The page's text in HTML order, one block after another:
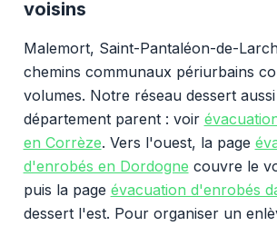
voisins
Malemort, Saint-Pantaléon-de-
chemins communaux périurbains
volumes. Notre réseau dessert
département parent : voir
en Corrèze. Vers l'ouest, la page
d'enrobés en Dordogne couvre le
puis la page évacuation d'enrobés
dessert l'est. Pour organiser un